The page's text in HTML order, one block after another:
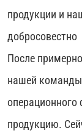
продукции и
добросовестно
После
нашей
продукцию.